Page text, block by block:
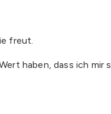
freut.
haben, dass ich